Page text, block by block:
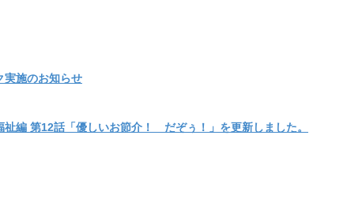
実施のお知らせ
祉編 第12話「優しいお節介！ だぞぅ！」を更新しました。